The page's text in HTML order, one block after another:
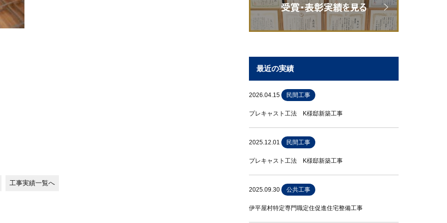
工事実績一覧へ
最近の実績
2026.04.15 民間工事
プレキャスト工法 K様邸新築工事
2025.12.01 民間工事
プレキャスト工法 K様邸新築工事
2025.09.30 公共工事
伊平屋村特定専門職定住促進住宅整備工事